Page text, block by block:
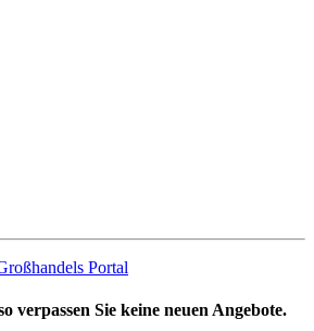
Portal
verpassen Sie keine neuen Angebote.